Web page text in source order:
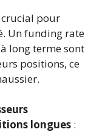
pour
Un funding rate
long terme sont
positions, ce
longues :